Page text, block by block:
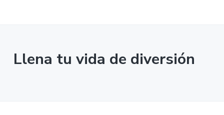
Llena tu vida de diversión